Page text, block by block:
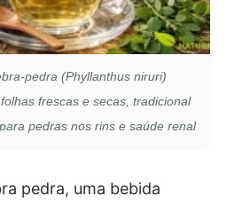
pedra (Phyllanthus niruri)
frescas e secas, tradicional
pedras nos rins e saúde renal
pedra, uma bebida